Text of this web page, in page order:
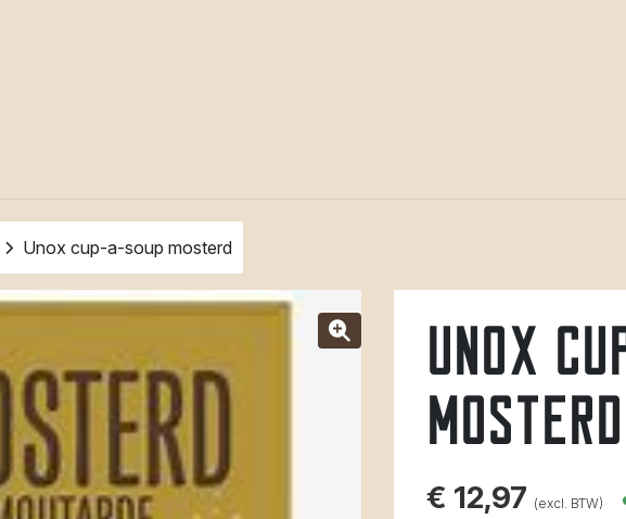
Unox cup-a-soup mosterd
Unox
mosterd
€ 12,97 (excl. BTW)